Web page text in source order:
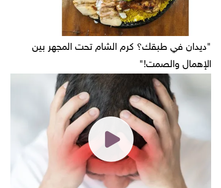
"ديدان في طبقك؟ كرم الشام تحت المجهر بين
الإهمال والصمت!"